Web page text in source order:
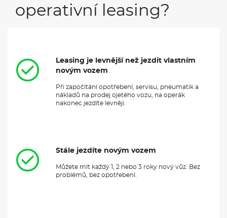
operativní leasing?
Leasing je levnější než jezdit vlastním
novým vozem
Při započítání opotřebení, servisu, pneumatik a
nákladů na prodej ojetého vozu, na operák
nakonec jezdíte levněji.
Stále jezdíte novým vozem
Můžete mít každý 1, 2 nebo 3 roky nový vůz. Bez
problémů, bez opotřebení.